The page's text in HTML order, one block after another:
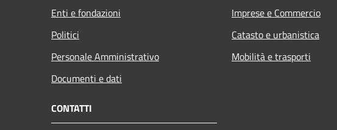
Enti e fondazioni
Politici
Personale Amministrativo
Documenti e dati
Imprese e Commercio
Catasto e urbanistica
Mobilità e trasporti
CONTATTI